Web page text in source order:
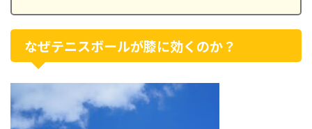
なぜテニスボールが膝に効くのか？